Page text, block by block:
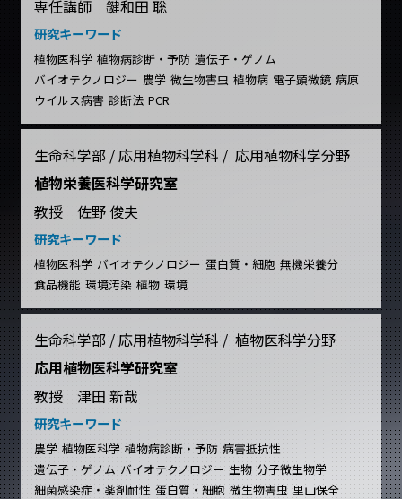
専任講師 鍵和田 聡
研究キーワード
植物医科学 植物病診断・予防 遺伝子・ゲノム
バイオテクノロジー 農学 微生物害虫 植物病 電子顕微鏡 病原
ウイルス病害 診断法 PCR
生命科学部 / 応用植物科学科 / 応用植物科学分野
植物栄養医科学研究室
教授 佐野 俊夫
研究キーワード
植物医科学 バイオテクノロジー 蛋白質・細胞 無機栄養分
食品機能 環境汚染 植物 環境
生命科学部 / 応用植物科学科 / 植物医科学分野
応用植物医科学研究室
教授 津田 新哉
研究キーワード
農学 植物医科学 植物病診断・予防 病害抵抗性
遺伝子・ゲノム バイオテクノロジー 生物 分子微生物学
細菌感染症・薬剤耐性 蛋白質・細胞 微生物害虫 里山保全